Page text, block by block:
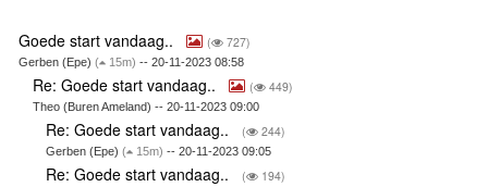
Goede start vandaag.. ( 727)
Gerben (Epe) ( 15m) -- 20-11-2023 08:58
Re: Goede start vandaag.. ( 449)
Theo (Buren Ameland) -- 20-11-2023 09:00
Re: Goede start vandaag.. ( 244)
Gerben (Epe)( 15m) -- 20-11-2023 09:05
Re: Goede start vandaag.. ( 194)